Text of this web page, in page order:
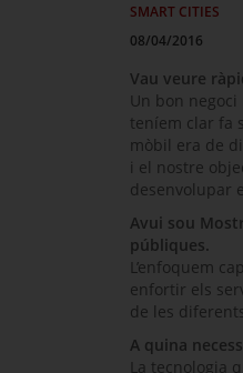
SMART CITIES
08/04/2016
Vau veure
Un bon negoci
teníem clar fa
mòbil era de
i el nostre
desenvolupar
Avui sou
públiques.
L’enfoquem
enfortir els
de les
A quina
La tecnologia